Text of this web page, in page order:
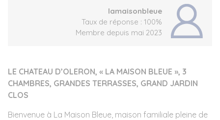
lamaisonbleue
Taux de réponse : 100%
Membre depuis mai 2023
LE CHATEAU D’OLERON, « LA MAISON BLEUE », 3
CHAMBRES, GRANDES TERRASSES, GRAND JARDIN
CLOS
Bienvenue à La Maison Bleue, maison familiale pleine de